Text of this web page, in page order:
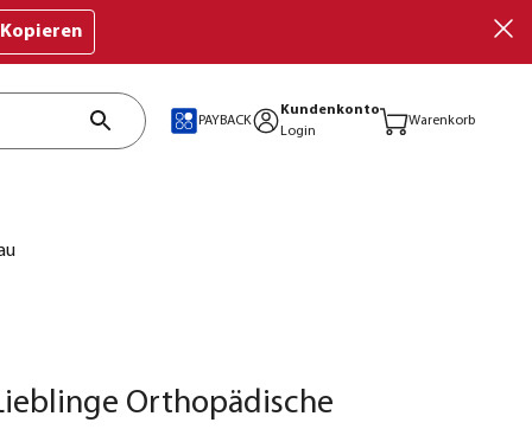
Kopieren
PAYBACK
Kundenkonto
Login
Warenkorb
Orthopädische